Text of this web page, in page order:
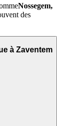
Nossegem,
des
à Zaventem